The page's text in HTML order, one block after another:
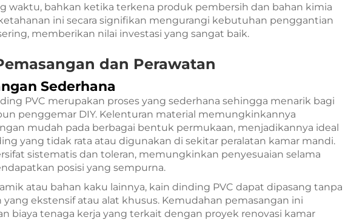
waktu, bahkan ketika terkena produk pembersih dan bahan kimia
ini secara signifikan mengurangi kebutuhan penggantian
memberikan nilai investasi yang sangat baik.
dan Perawatan
Sederhana
PVC merupakan proses yang sederhana sehingga menarik bagi
penggemar DIY. Kelenturan material memungkinkannya
mudah pada berbagai bentuk permukaan, menjadikannya ideal
yang tidak rata atau digunakan di sekitar peralatan kamar mandi.
sistematis dan toleran, memungkinkan penyesuaian selama
posisi yang sempurna.
atau bahan kaku lainnya, kain dinding PVC dapat dipasang tanpa
ekstensif atau alat khusus. Kemudahan pemasangan ini
biaya tenaga kerja yang terkait dengan proyek renovasi kamar